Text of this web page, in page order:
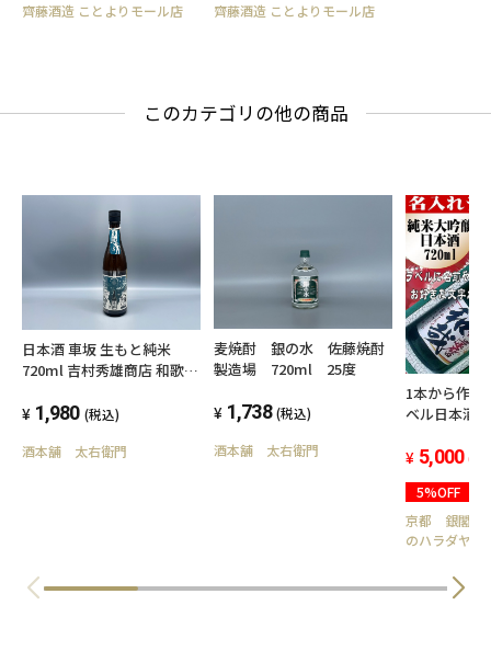
齊藤酒造 ことよりモール店
齊藤酒造 ことよりモール店
このカテゴリの他の商品
日本酒 車坂 生もと純米
720ml 吉村秀雄商店 和歌山
1,980 (税込)
酒本舗 太右衛門
麦焼酎 銀の水 佐藤焼酎
製造場 720ml 25度
1,738 (税込)
酒本舗 太右衛門
1本から作
ベル日本酒
(送料込み
5,000 (税
5%OFF
京都 銀閣
のハラダヤ